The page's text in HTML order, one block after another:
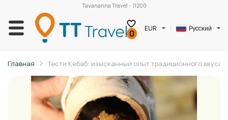
Tavananna Travel - 11200
0 EUR Русский
Главная Тести Кебаб: изысканный опыт традиционного вкуса